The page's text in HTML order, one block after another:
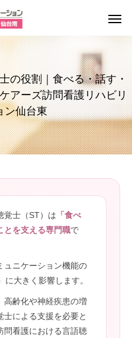
の役割｜食べる・話す・
アーズ訪問看護リハビリ
ン仙台東
覚士（ST）は 「食べ
とを支える専門職で
ュニケーション機能の
大きく影響します。
高齢化や神経疾患の増
士による支援を必要と
問看護における言語聴